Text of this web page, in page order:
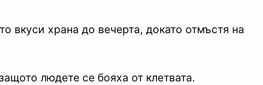
вкуси храна до вечерта, докато отмъстя на
людете се бояха от клетвата.